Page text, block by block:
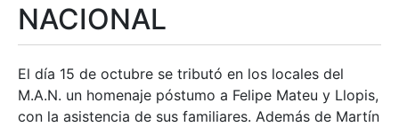
NACIONAL
El día 15 de octubre se tributó en los locales del
M.A.N. un homenaje póstumo a Felipe Mateu y Llopis,
con la asistencia de sus familiares. Además de Martín